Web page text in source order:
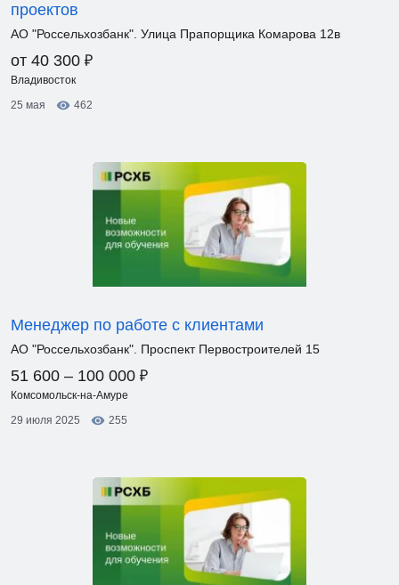
проектов
АО "Россельхозбанк". Улица Прапорщика Комарова 12в
от 40 300 ₽
Владивосток
25 мая
462
Менеджер по работе с клиентами
АО "Россельхозбанк". Проспект Первостроителей 15
51 600 – 100 000 ₽
Комсомольск-на-Амуре
29 июля 2025
255